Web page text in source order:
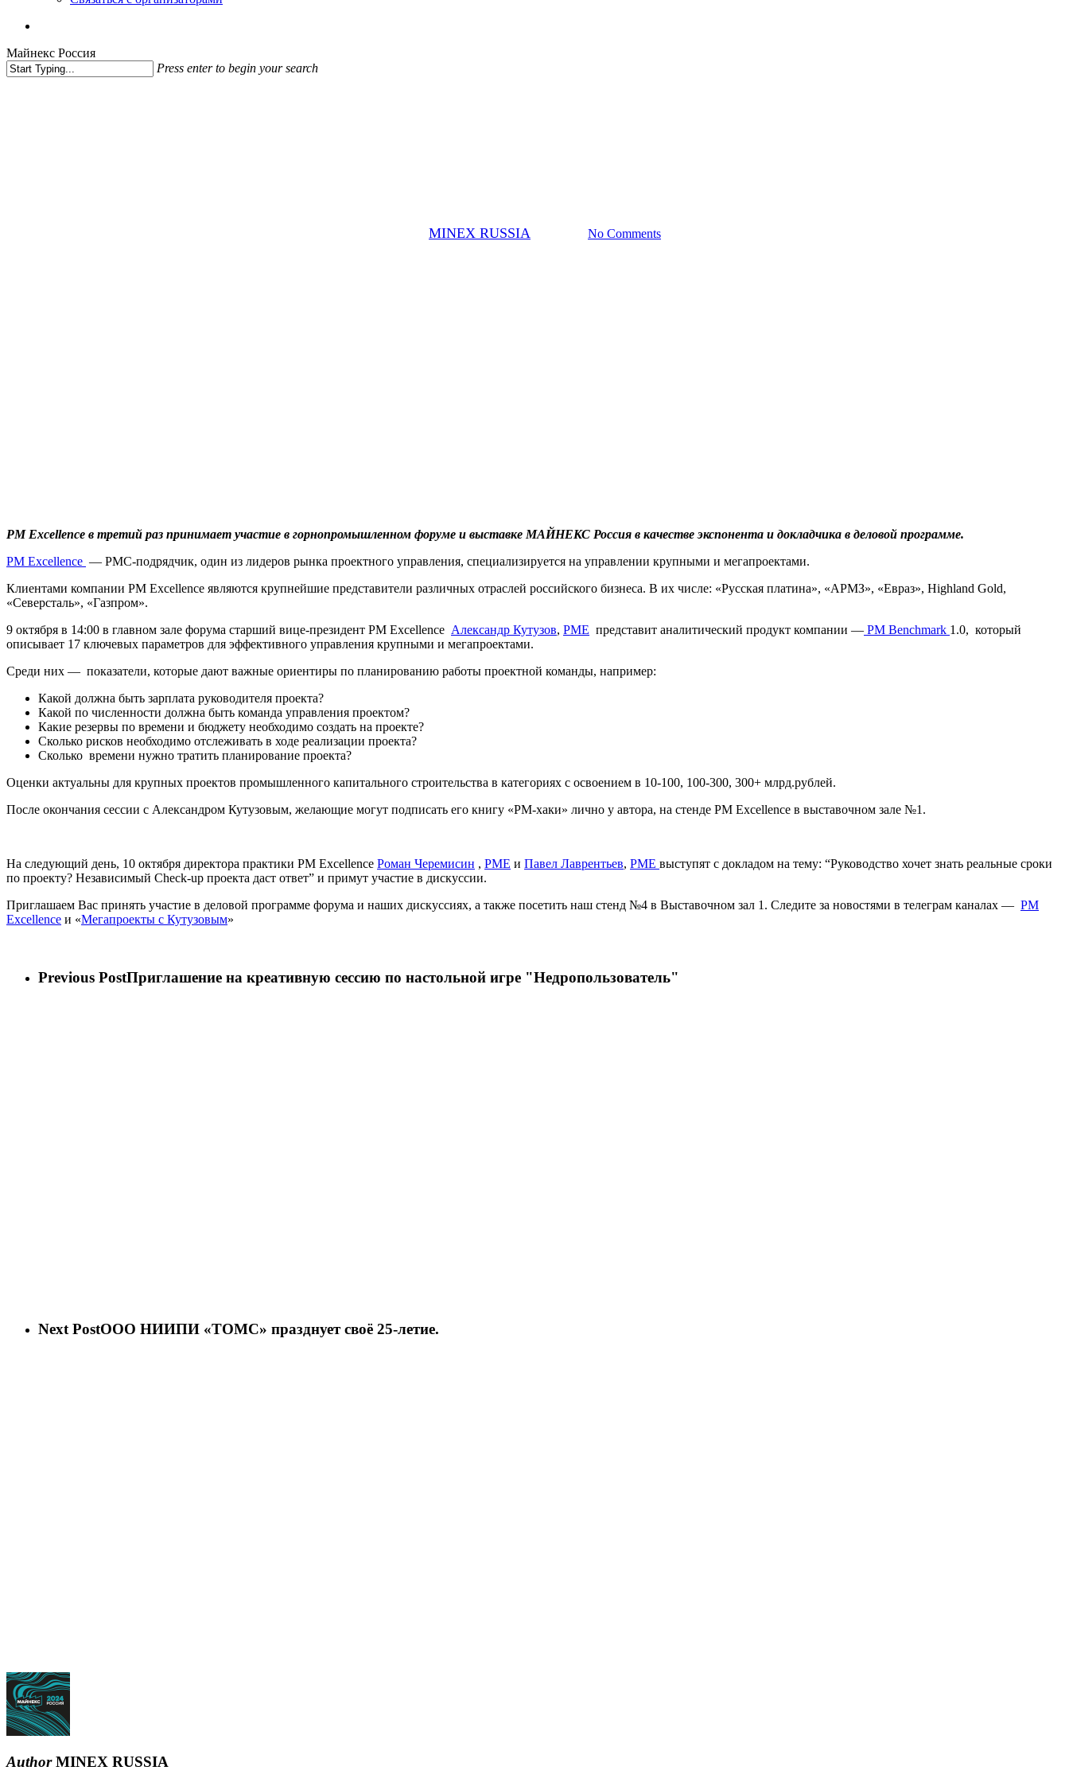
Майнекс Россия
Press enter to begin your search
MINEX RUSSIA No Comments
PM Excellence в третий раз принимает участие в горнопромышленном форуме и выставке МАЙНЕКС Россия в качестве экспонента и докладчика в деловой программе.
PM Excellence — РМС-подрядчик, один из лидеров рынка проектного управления, специализируется на управлении крупными и мегапроектами.
Клиентами компании PM Excellence являются крупнейшие представители различных отраслей российского бизнеса. В их числе: «Русская платина», «АРМЗ», «Евраз», Highland Gold,
«Северсталь», «Газпром».
9 октября в 14:00 в главном зале форума старший вице-президент PM Excellence Александр Кутузов, PME представит аналитический продукт компании — PM Benchmark 1.0, который
описывает 17 ключевых параметров для эффективного управления крупными и мегапроектами.
Среди них — показатели, которые дают важные ориентиры по планированию работы проектной команды, например:
Какой должна быть зарплата руководителя проекта?
Какой по численности должна быть команда управления проектом?
Какие резервы по времени и бюджету необходимо создать на проекте?
Сколько рисков необходимо отслеживать в ходе реализации проекта?
Сколько времени нужно тратить планирование проекта?
Оценки актуальны для крупных проектов промышленного капитального строительства в категориях с освоением в 10-100, 100-300, 300+ млрд.рублей.
После окончания сессии с Александром Кутузовым, желающие могут подписать его книгу «PM-хаки» лично у автора, на стенде PM Excellence в выставочном зале №1.
На следующий день, 10 октября директора практики PM Excellence Роман Черемисин , PME и Павел Лаврентьев, PME выступят с докладом на тему: “Руководство хочет знать реальные сроки
по проекту? Независимый Check-up проекта даст ответ” и примут участие в дискуссии.
Приглашаем Вас принять участие в деловой программе форума и наших дискуссиях, а также посетить наш стенд №4 в Выставочном зал 1. Следите за новостями в телеграм каналах — PM
Excellence и «Мегапроекты с Кутузовым»
Previous PostПриглашение на креативную сессию по настольной игре "Недропользователь"
Next PostООО НИИПИ «ТОМС» празднует своё 25-летие.
AuthorMINEX RUSSIA